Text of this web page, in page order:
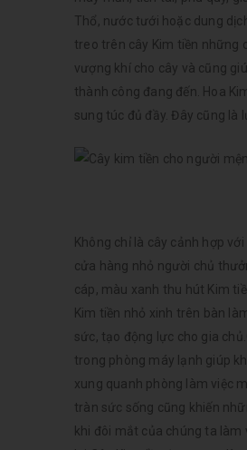
Thổ, nước tưới hoặc dung
treo trên cây Kim tiền những
vượng khí cho cây và cũng
thành công đang đến. Hoa
sung túc đủ đầy. Đây cũng là
Không chỉ là cây cảnh hợp
cửa hàng nhỏ người chủ
cáp, màu xanh thu hút Kim
Kim tiền nhỏ xinh trên bàn
sức, tạo động lực cho gia
trong phòng máy lạnh giúp
xung quanh phòng làm việc
tràn sức sống cũng khiến
khi đôi mắt của chúng ta làm